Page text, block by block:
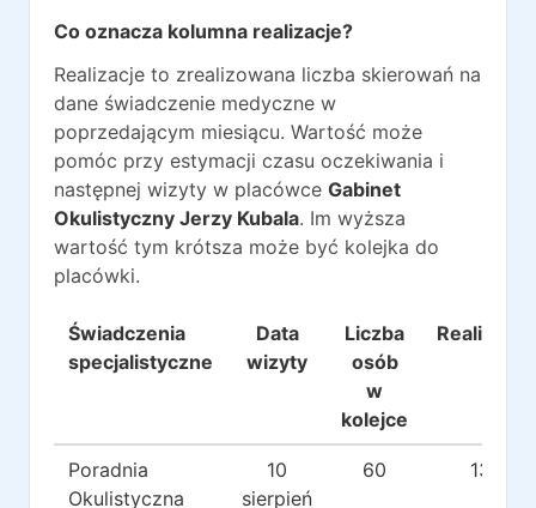
Co oznacza kolumna realizacje?
Realizacje to zrealizowana liczba skierowań na
dane świadczenie medyczne w
poprzedającym miesiącu. Wartość może
pomóc przy estymacji czasu oczekiwania i
następnej wizyty w placówce Gabinet
Okulistyczny Jerzy Kubala. Im wyższa
wartość tym krótsza może być kolejka do
placówki.
Świadczenia
specjalistyczne
Data
wizyty
Liczba
osób
w
kolejce
Realizacje
Poradnia
Okulistyczna
10
sierpień
60 131